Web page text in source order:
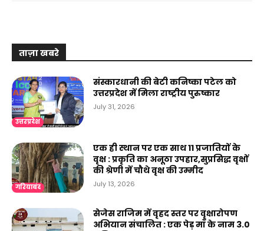
ताज़ा खबरे
उत्तरप्रदेश
संस्कारधानी की बेटी कनिष्का पटेल को
उत्तरप्रदेश में मिला राष्ट्रीय पुरुष्कार
July 31, 2026
गरियाबंद
एक ही स्थान पर एक साथ 11 प्रजातियों के
वृक्ष : प्रकृति का अनूठा उपहार,सुप्रसिद्ध वृक्षों
की श्रेणी में चौथे वृक्ष की उम्मीद
July 13, 2026
सेजेस राजिम में वृहद स्तर पर वृक्षारोपण
अभियान संचालित : एक पेड़ माँ के नाम 3.0